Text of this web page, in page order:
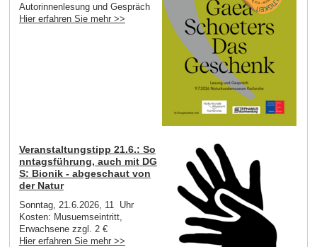
Autorinnenlesung und Gespräch
Hier erfahren Sie mehr >>
Veranstaltungstipp 21.6.: So
nntagsführung, auch mit DG
S: Bionik - abgeschaut von
der Natur
Sonntag, 21.6.2026, 11 Uhr
Kosten: Musuemseintritt,
Erwachsene zzgl. 2 €
Hier erfahren Sie mehr >>